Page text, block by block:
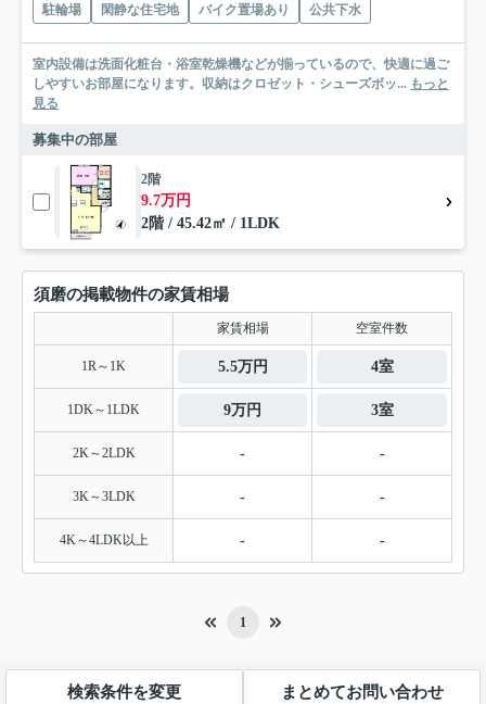
駐輪場 閑静な住宅地 バイク置場あり 公共下水
室内設備は洗面化粧台・浴室乾燥機などが揃っているので、快適に過ご
しやすいお部屋になります。収納はクロゼット・シューズボッ... もっと
見る
募集中の部屋
2階
9.7万円
2階 / 45.42㎡ / 1LDK
須磨の掲載物件の家賃相場
家賃相場 空室件数
1R～1K 5.5万円 4室
1DK～1LDK 9万円 3室
2K～2LDK - -
3K～3LDK - -
4K～4LDK以上 - -
1
検索条件を変更 まとめてお問い合わせ